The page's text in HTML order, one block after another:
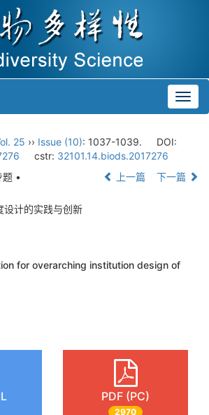
25 ›› Issue (10): 1037-1039.
DOI:
cstr: 32101.14.biods.2017276
•
上一篇 下一篇
设计的实践与创新
for overarching institution design of
PDF (PC)
2970